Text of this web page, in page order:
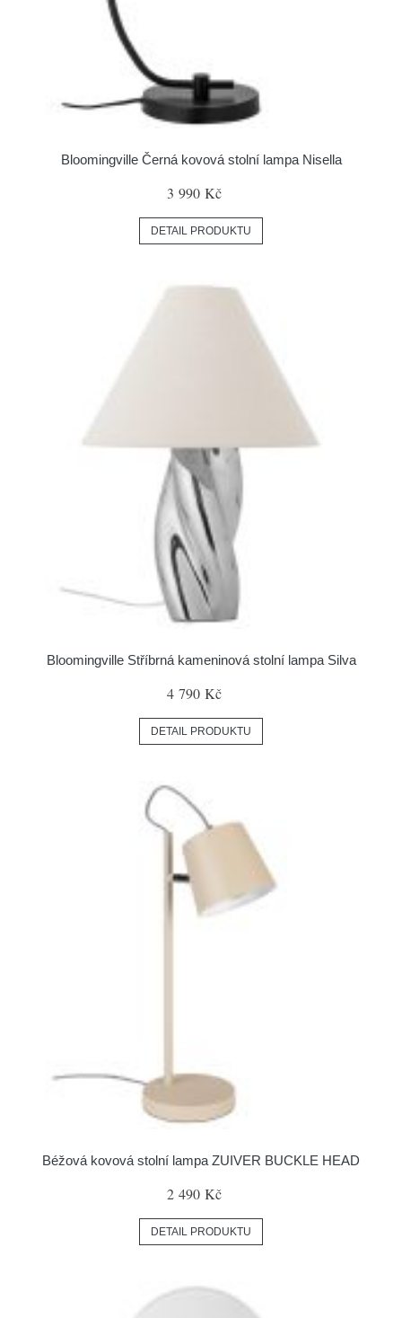
Bloomingville Černá kovová stolní lampa Nisella
3 990 Kč
DETAIL PRODUKTU
Bloomingville Stříbrná kameninová stolní lampa Silva
4 790 Kč
DETAIL PRODUKTU
Béžová kovová stolní lampa ZUIVER BUCKLE HEAD
2 490 Kč
DETAIL PRODUKTU